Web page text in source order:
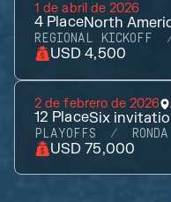
1 de abril de 2026
4 PlaceNorth
REGIONAL KICKOFF
USD 4,500
2 de febrero de 2026
12 PlaceSix
PLAYOFFS
USD 75,000